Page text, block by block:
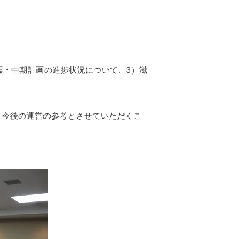
中期計画の進捗状況について、3）滋
後の運営の参考とさせていただくこ